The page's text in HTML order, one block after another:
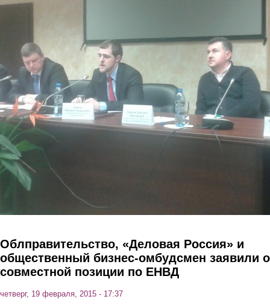
Перейти к основному содержанию
Облправительство, «Деловая Россия» и
общественный бизнес-омбудсмен заявили о
совместной позиции по ЕНВД
четверг, 19 февраля, 2015 - 17:37